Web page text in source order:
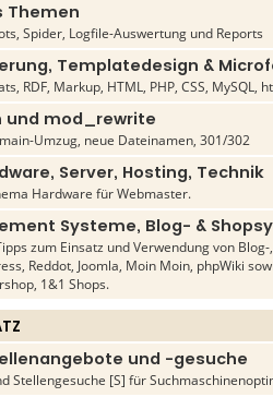
Themen
Spider, Logfile-Auswertung und Reports
Templatedesign &
RDF, Markup, HTML, PHP, CSS, MySQL,
und mod_rewrite
Umzug, neue Dateinamen, 301/302
Server, Hosting, Technik
Hardware für Webmaster.
Systeme, Blog- &
zum Einsatz und Verwendung von
Reddot, Joomla, Moin Moin, phpWiki
1&1 Shops.
und -gesuche
Stellengesuche [S] für